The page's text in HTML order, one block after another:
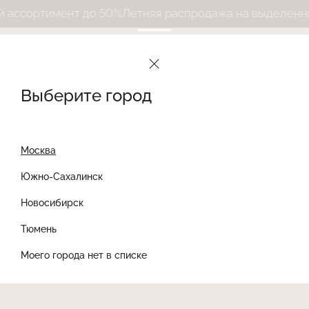
Выберите город
Москва
Южно-Сахалинск
Новосибирск
Тюмень
Моего города нет в списке
до 50% Летняя распродажа на